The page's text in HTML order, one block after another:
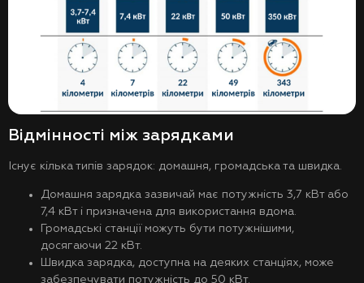
Відмінності між зарядками
Існує кілька типів зарядок: домашня, громадська та швидка.
Домашня зарядка зазвичай має потужність 3,7 кВт або
7,4 кВт і призначена для використання вдома.
Громадські станції можуть бути потужнішими,
досягаючи 22 кВт.
Швидка зарядка, доступна на деяких станціях, може
забезпечувати потужність до 50 кВт.